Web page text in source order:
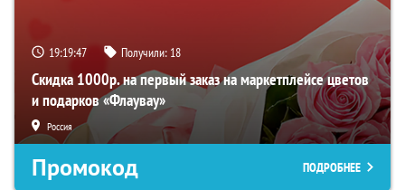
19:19:46 Получили: 18
Скидка 1000р. на первый заказ на маркетплейсе цветов
и подарков «Флаувау»
Россия
Промокод ПОДРОБНЕЕ